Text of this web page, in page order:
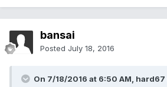
bansai
Posted July 18, 2016
On 7/18/2016 at 6:50 AM, hard67